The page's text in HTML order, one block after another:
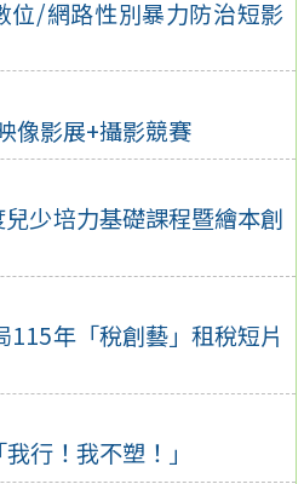
位/網路性別暴力防治短影
像影展+攝影競賽
少培力基礎課程暨繪本創
年「稅創藝」租稅短片
行！我不塑！」